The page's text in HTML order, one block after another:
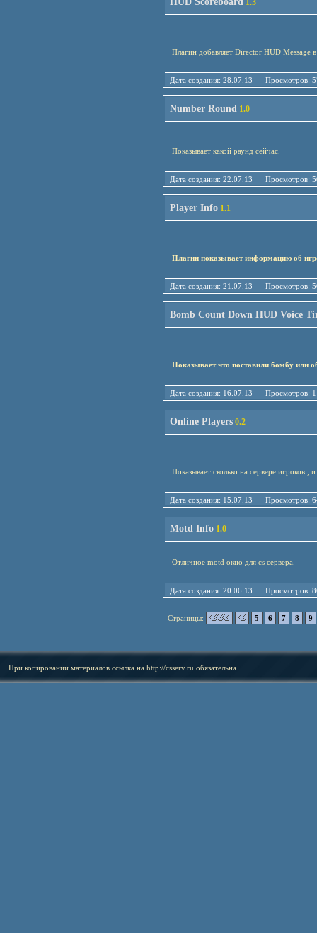
1.3
Плагин добавляет Director HUD Message
Дата создания: 28.07.13
Number Round 1.0
Показывает какой раунд сейчас.
Дата создания: 22.07.13
Player Info 1.1
Плагин показывает информацию об
Дата создания: 21.07.13
Bomb Count Down HUD Voice
Показывает что поставили бомбу или
Дата создания: 16.07.13
Online Players 0.2
Показывает сколько на сервере игроков ,
Дата создания: 15.07.13
Motd Info 1.0
Отличное motd окно для cs сервера.
Дата создания: 20.06.13
Страницы: 5 6 7 8 9
При копировании материалов ссылка на http://csserv.ru обязательна